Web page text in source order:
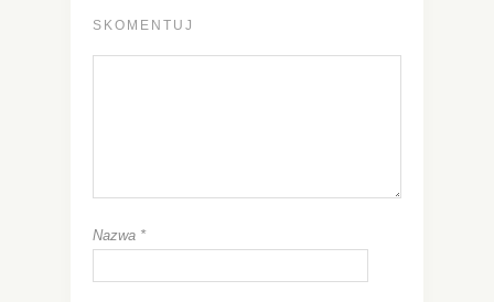
SKOMENTUJ
Nazwa *